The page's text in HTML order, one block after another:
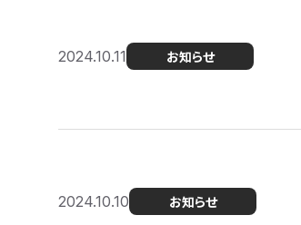
2024.10.11 お知らせ
2024.10.10 お知らせ